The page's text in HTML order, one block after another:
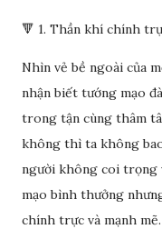
🔻 1. Thần khí chính
Nhìn vẻ bề ngoài của
nhận biết tướng mạo
trong tận cùng thâm
không thì ta không
người không coi trọng
mạo bình thưởng
chính trực và mạnh